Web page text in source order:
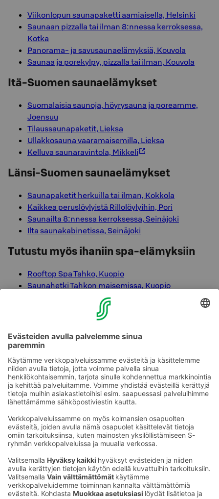
Viikonlopun saunapaketti aamiaisella, Helsinki
Saunaan pizzalla tai ilman 8:nnessa kerroksessa,
Kotka
Panorama- ja savusaunaelämyksiä, Kouvola
Saunaa ja porekylpy, pizzalla tai ilman, Kouvola
Itä-Suomen saunaelämykset
Suomalaisia saunoja, höyrysauna ja poreamme,
Joensuu
Tilaussaunapaketit, Lieksa
Ullakkosauna vaaramaisemilla, Lieksa
Kelluva saunaravintola, Mikkeli
Länsi-Suomen saunaelämykset
Saunapaketit herkuilla tai ilman, Kokkola
Kaikkea peruslöylyistä Rillolöylyihin, Pori
Saunailta 8:nnessa kerroksessa, Seinäjoki
Ilta saunakabinetissa, Seinäjoki
Tutustu myös ihaniin spa-elämyksiin
Rooftop Spa Tahko, Kuopio
Saunahetki Tahkon maisemissa, Kuopio
Koli Relax Spa, Lieksa
Bomban Spa, Nurmes
Flamingon Spa- ja Vesipuisto-hotellipaketit,
Vantaa
Osa elämyksistä on tarkoitettu ryhmille tai niihin
tarvitaan minimihenkilömäärä. Lue lisää elämysten
omilta sivuilta.
Ota yhteyttä
Hotellien yhteystiedot
Asiakaspalvelun yhteystiedot›
Palaute
Anna palautetta
Sokos Hotels uutiskirje
Tilaa uutiskirje
Saat Sokos Hotellien uusimmat
edut ja uutiset sähköpostiisi
kuukausittain.
Palkinnot ja sertifikaatit
Sokos Hotels somessa
SokosSokos